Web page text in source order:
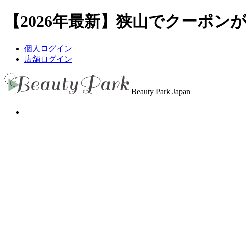
【2026年最新】狭山でクーポ
個人ログイン
店舗ログイン
Beauty Park Japan